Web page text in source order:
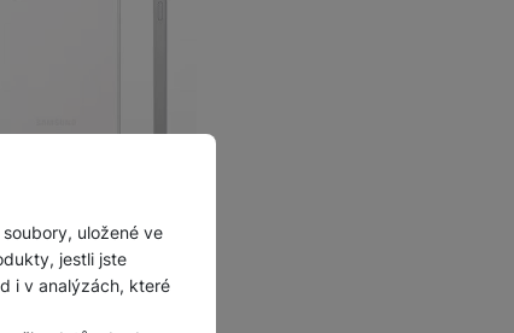
uložené ve
jestli jste
i v analýzách, které
se stupněm